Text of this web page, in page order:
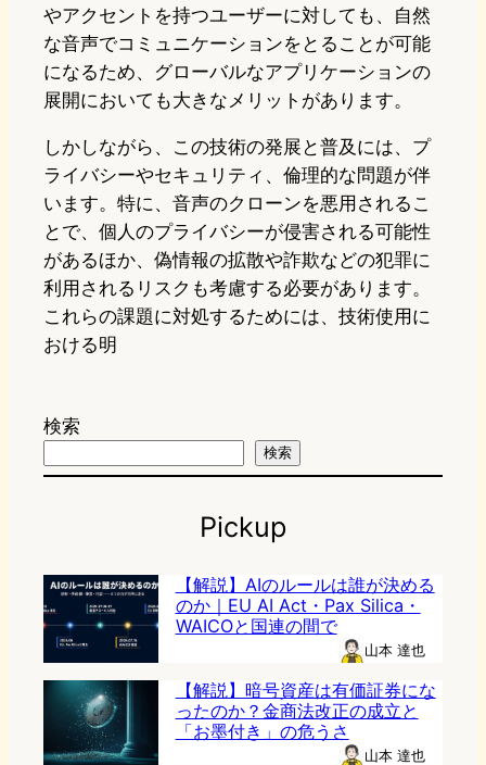
やアクセントを持つユーザーに対しても、自然
な音声でコミュニケーションをとることが可能
になるため、グローバルなアプリケーションの
展開においても大きなメリットがあります。
しかしながら、この技術の発展と普及には、プ
ライバシーやセキュリティ、倫理的な問題が伴
います。特に、音声のクローンを悪用されるこ
とで、個人のプライバシーが侵害される可能性
があるほか、偽情報の拡散や詐欺などの犯罪に
利用されるリスクも考慮する必要があります。
これらの課題に対処するためには、技術使用に
おける明
検索
検索
Pickup
【解説】AIのルールは誰が決める
のか｜EU AI Act・Pax Silica・
WAICOと国連の間で
山本 達也
【解説】暗号資産は有価証券にな
ったのか？金商法改正の成立と
「お墨付き」の危うさ
山本 達也